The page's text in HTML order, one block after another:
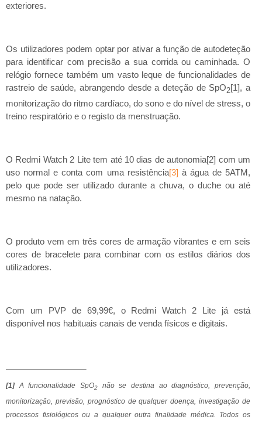
exteriores.
Os utilizadores podem optar por ativar a função de autodeteção
para identificar com precisão a sua corrida ou caminhada. O
relógio fornece também um vasto leque de funcionalidades de
rastreio de saúde, abrangendo desde a deteção de SpO2[1], a
monitorização do ritmo cardíaco, do sono e do nível de stress, o
treino respiratório e o registo da menstruação.
O Redmi Watch 2 Lite tem até 10 dias de autonomia[2] com um
uso normal e conta com uma resistência[3] à água de 5ATM,
pelo que pode ser utilizado durante a chuva, o duche ou até
mesmo na natação.
O produto vem em três cores de armação vibrantes e em seis
cores de bracelete para combinar com os estilos diários dos
utilizadores.
Com um PVP de 69,99€, o Redmi Watch 2 Lite já está
disponível nos habituais canais de venda físicos e digitais.
[1] A funcionalidadeSpO2
não se destina ao diagnóstico, prevenção,
monitorização, previsão, prognóstico de qualquer doença, investigação de
processos fisiológicos ou a qualquer outra finalidade médica. Todos os